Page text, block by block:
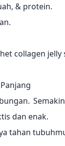
& protein.
collagen jelly
dan enak.
tahan